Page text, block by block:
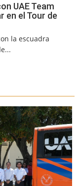
UAE Team
en el Tour de
la escuadra